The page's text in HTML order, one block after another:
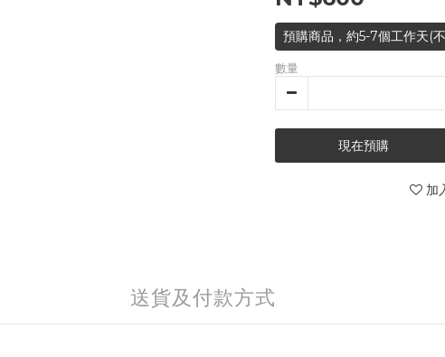
預購商品，約5-7個工作天(
數量
現在預購
加
送貨及付款方式